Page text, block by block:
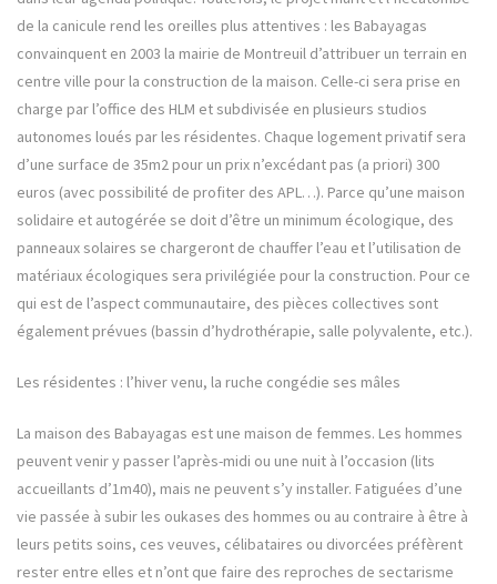
de la canicule rend les oreilles plus attentives : les Babayagas
convainquent en 2003 la mairie de Montreuil d’attribuer un terrain en
centre ville pour la construction de la maison. Celle-ci sera prise en
charge par l’office des HLM et subdivisée en plusieurs studios
autonomes loués par les résidentes. Chaque logement privatif sera
d’une surface de 35m2 pour un prix n’excédant pas (a priori) 300
euros (avec possibilité de profiter des APL…). Parce qu’une maison
solidaire et autogérée se doit d’être un minimum écologique, des
panneaux solaires se chargeront de chauffer l’eau et l’utilisation de
matériaux écologiques sera privilégiée pour la construction. Pour ce
qui est de l’aspect communautaire, des pièces collectives sont
également prévues (bassin d’hydrothérapie, salle polyvalente, etc.).
Les résidentes : l’hiver venu, la ruche congédie ses mâles
La maison des Babayagas est une maison de femmes. Les hommes
peuvent venir y passer l’après-midi ou une nuit à l’occasion (lits
accueillants d’1m40), mais ne peuvent s’y installer. Fatiguées d’une
vie passée à subir les oukases des hommes ou au contraire à être à
leurs petits soins, ces veuves, célibataires ou divorcées préfèrent
rester entre elles et n’ont que faire des reproches de sectarisme